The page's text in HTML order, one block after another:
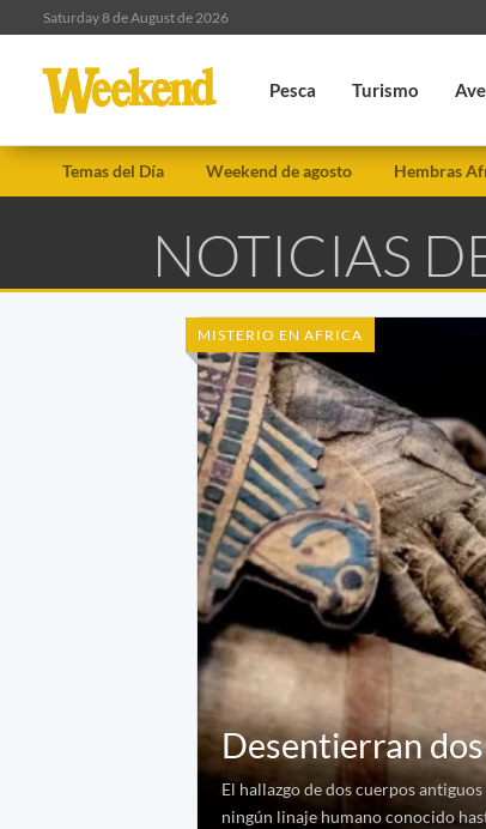
Saturday 8 de August de 2026
Pesca Turismo
Temas del Día Weekend de agosto Hembras
NOTICIAS
MISTERIO EN AFRICA
Desentierran
El hallazgo de dos cuerpos
ningún linaje humano conocido